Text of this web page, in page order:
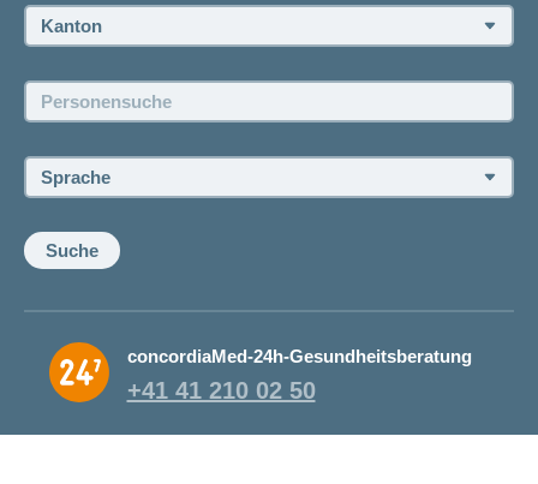
Offene Stellen
Kanton:
Personensuche:
Sprache:
Suche
concordiaMed-24h-Gesundheitsberatung
+41 41 210 02 50